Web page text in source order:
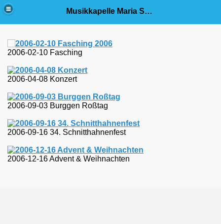
Musikkapelle Maria Steinbach e.V.
2006-02-10 Fasching
2006-04-08 Konzert
2006-09-03 Burggen Roßtag
2006-09-16 34. Schnitthahnenfest
2006-12-16 Advent & Weihnachten